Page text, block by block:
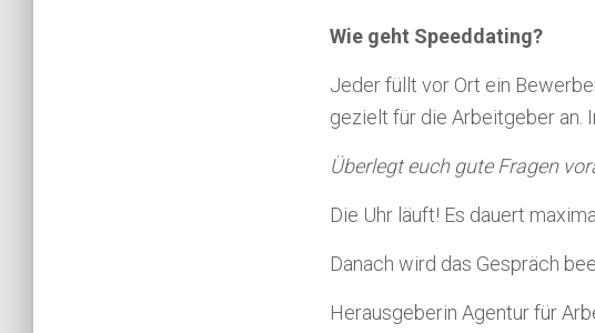
Wie geht Speeddating?
Jeder füllt vor Ort ein
gezielt für die Arbeitgeber an.
Überlegt euch gute Fragen
Die Uhr läuft! Es dauert
Danach wird das Gespräch
Herausgeberin Agentur für